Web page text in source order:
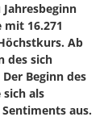
16.271
Ab
des sich
Beginn des
als
aus.